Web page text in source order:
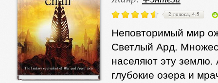
2 голоса, 4.5
Неповторимый мир
Светлый Ард.
населяют эту землю.
глубокие озера и